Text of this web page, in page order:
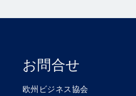
お問合せ
欧州ビジネス協会